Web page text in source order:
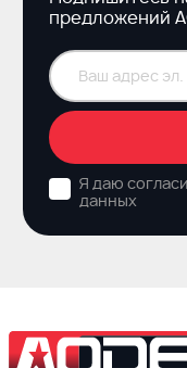
предложений
Я даю
данных